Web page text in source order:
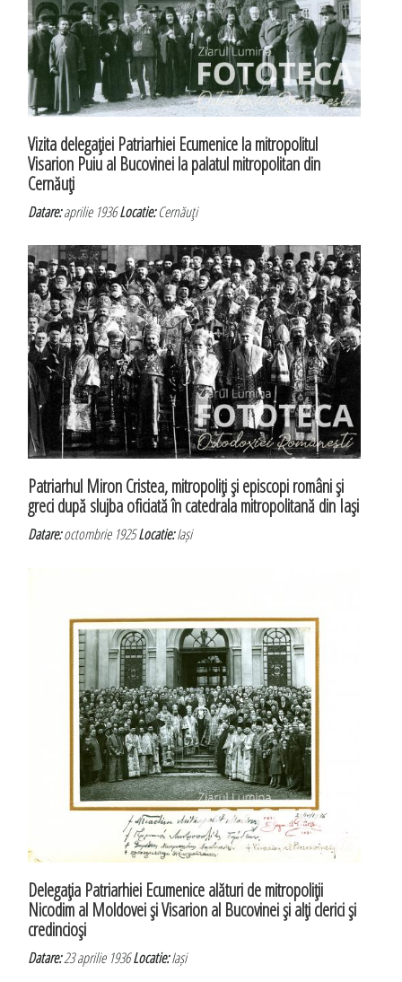
Vizita delegaţiei Patriarhiei Ecumenice la mitropolitul
Visarion Puiu al Bucovinei la palatul mitropolitan din
Cernăuţi
Datare:aprilie 1936Locatie:Cernăuţi
Patriarhul Miron Cristea, mitropoliţi şi episcopi români şi
greci după slujba oficiată în catedrala mitropolitană din Iaşi
Datare:octombrie 1925Locatie:Iași
Delegaţia Patriarhiei Ecumenice alături de mitropoliţii
Nicodim al Moldovei şi Visarion al Bucovinei şi alţi clerici şi
credincioşi
Datare:23 aprilie 1936Locatie:Iași